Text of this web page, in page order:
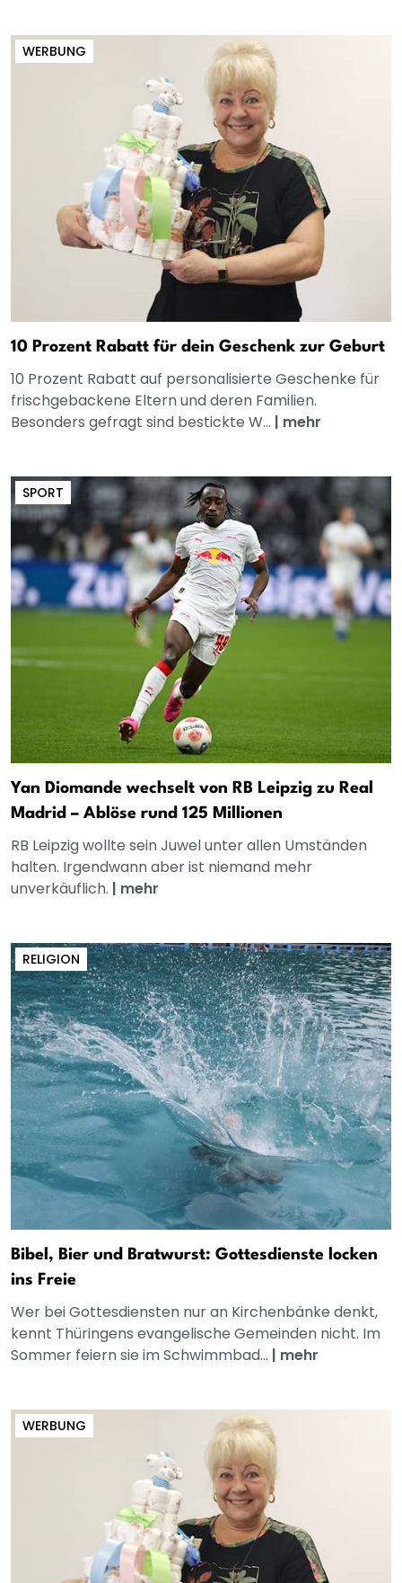
WERBUNG
10 Prozent Rabatt für dein Geschenk zur Geburt
10 Prozent Rabatt auf personalisierte Geschenke für
frischgebackene Eltern und deren Familien.
Besonders gefragt sind bestickte W... | mehr
SPORT
Yan Diomande wechselt von RB Leipzig zu Real
Madrid – Ablöse rund 125 Millionen
RB Leipzig wollte sein Juwel unter allen Umständen
halten. Irgendwann aber ist niemand mehr
unverkäuflich. | mehr
RELIGION
Bibel, Bier und Bratwurst: Gottesdienste locken
ins Freie
Wer bei Gottesdiensten nur an Kirchenbänke denkt,
kennt Thüringens evangelische Gemeinden nicht. Im
Sommer feiern sie im Schwimmbad... | mehr
WERBUNG